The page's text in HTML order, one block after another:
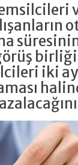
süresinin
iki